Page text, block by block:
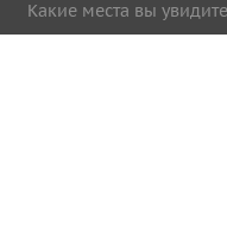
Какие места вы увидите